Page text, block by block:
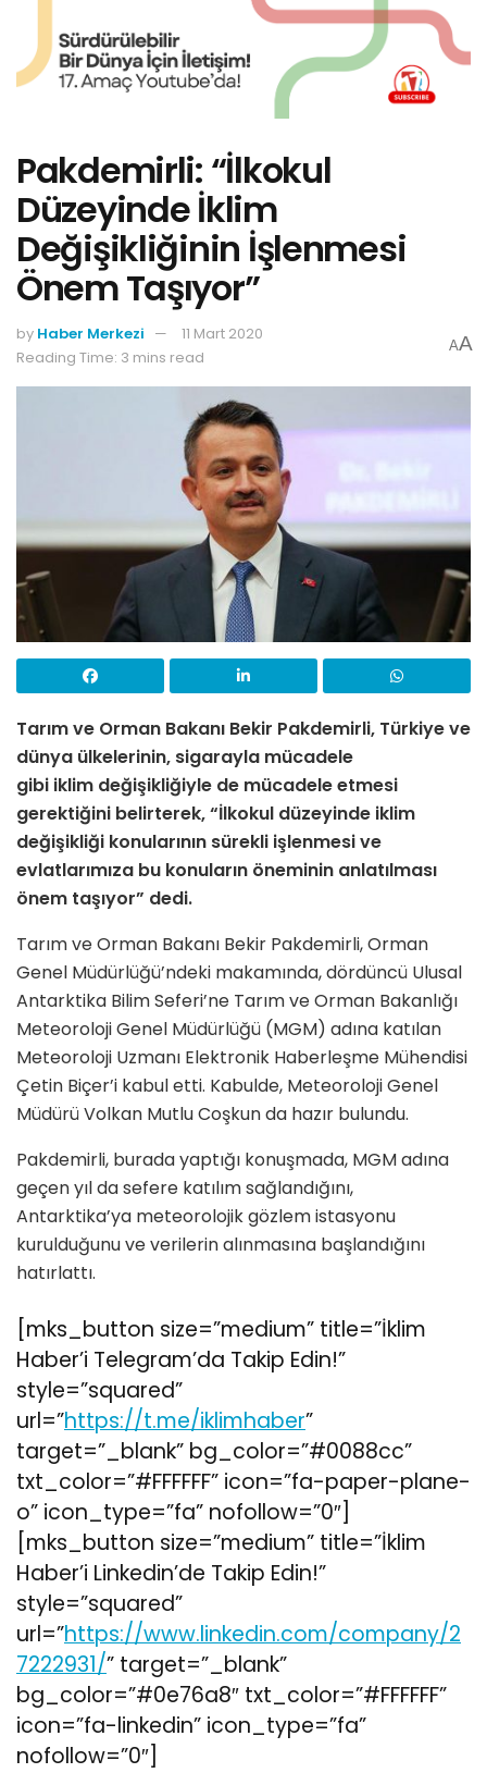
Pakdemirli: “İlkokul
Düzeyinde İklim
Değişikliğinin İşlenmesi
Önem Taşıyor”
by Haber Merkezi
11 Mart 2020
Reading Time: 3 mins read
AA
Tarım ve Orman Bakanı Bekir Pakdemirli, Türkiye ve
dünya ülkelerinin, sigarayla mücadele
gibi iklim değişikliğiyle de mücadele etmesi
gerektiğini belirterek, “İlkokul düzeyinde iklim
değişikliği konularının sürekli işlenmesi ve
evlatlarımıza bu konuların öneminin anlatılması
önem taşıyor” dedi.
Tarım ve Orman Bakanı Bekir Pakdemirli, Orman
Genel Müdürlüğü’ndeki makamında, dördüncü Ulusal
Antarktika Bilim Seferi’ne Tarım ve Orman Bakanlığı
Meteoroloji Genel Müdürlüğü (MGM) adına katılan
Meteoroloji Uzmanı Elektronik Haberleşme Mühendisi
Çetin Biçer’i kabul etti. Kabulde, Meteoroloji Genel
Müdürü Volkan Mutlu Coşkun da hazır bulundu.
Pakdemirli, burada yaptığı konuşmada, MGM adına
geçen yıl da sefere katılım sağlandığını,
Antarktika’ya meteorolojik gözlem istasyonu
kurulduğunu ve verilerin alınmasına başlandığını
hatırlattı.
[mks_button size=”medium” title=”İklim
Haber’i Telegram’da Takip Edin!”
style=”squared”
url=”https://t.me/iklimhaber”
target=”_blank” bg_color=”#0088cc”
txt_color=”#FFFFFF” icon=”fa-paper-plane-
o” icon_type=”fa” nofollow=”0″]
[mks_button size=”medium” title=”İklim
Haber’i Linkedin’de Takip Edin!”
style=”squared”
url=”https://www.linkedin.com/company/2
7222931/” target=”_blank”
bg_color=”#0e76a8″ txt_color=”#FFFFFF”
icon=”fa-linkedin” icon_type=”fa”
nofollow=”0″]